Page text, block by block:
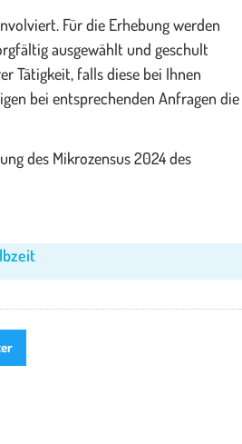
Für die Erhebung werden
ausgewählt und geschult
Tätigkeit, falls diese bei Ihnen
bei entsprechenden Anfragen die
des Mikrozensus 2024 des